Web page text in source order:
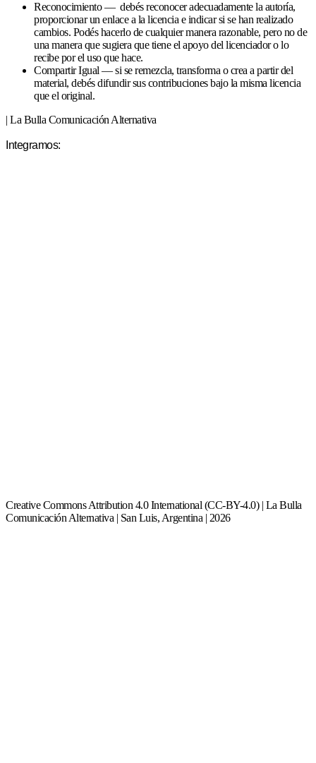
Reconocimiento — debés reconocer adecuadamente la autoría,
proporcionar un enlace a la licencia e indicar si se han realizado
cambios. Podés hacerlo de cualquier manera razonable, pero no de
una manera que sugiera que tiene el apoyo del licenciador o lo
recibe por el uso que hace.
Compartir Igual — si se remezcla, transforma o crea a partir del
material, debés difundir sus contribuciones bajo la misma licencia
que el original.
| La Bulla Comunicación Alternativa
Integramos:
Creative Commons Attribution 4.0 International (CC-BY-4.0) | La Bulla
Comunicación Alternativa | San Luis, Argentina | 2026